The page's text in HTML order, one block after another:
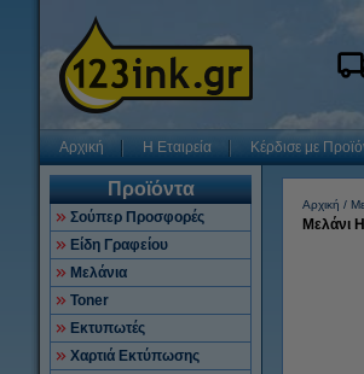
Αρχική Η Εταιρεία Κέρδισε με
Προϊόντα
Σούπερ Προσφορές
Είδη Γραφείου
Μελάνια
Toner
Εκτυπωτές
Χαρτιά Εκτύπωσης
Αρχική
Μελάνι